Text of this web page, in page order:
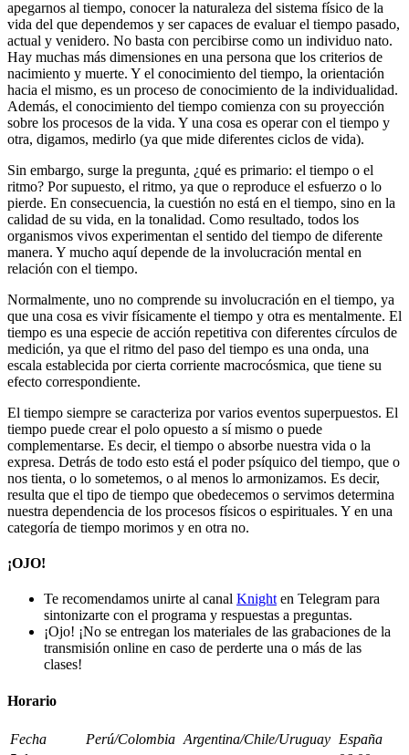
apegarnos al tiempo, conocer la naturaleza del sistema físico de la
vida del que dependemos y ser capaces de evaluar el tiempo pasado,
actual y venidero. No basta con percibirse como un individuo nato.
Hay muchas más dimensiones en una persona que los criterios de
nacimiento y muerte. Y el conocimiento del tiempo, la orientación
hacia el mismo, es un proceso de conocimiento de la individualidad.
Además, el conocimiento del tiempo comienza con su proyección
sobre los procesos de la vida. Y una cosa es operar con el tiempo y
otra, digamos, medirlo (ya que mide diferentes ciclos de vida).
Sin embargo, surge la pregunta, ¿qué es primario: el tiempo o el
ritmo? Por supuesto, el ritmo, ya que o reproduce el esfuerzo o lo
pierde. En consecuencia, la cuestión no está en el tiempo, sino en la
calidad de su vida, en la tonalidad. Como resultado, todos los
organismos vivos experimentan el sentido del tiempo de diferente
manera. Y mucho aquí depende de la involucración mental en
relación con el tiempo.
Normalmente, uno no comprende su involucración en el tiempo, ya
que una cosa es vivir físicamente el tiempo y otra es mentalmente. El
tiempo es una especie de acción repetitiva con diferentes círculos de
medición, ya que el ritmo del paso del tiempo es una onda, una
escala establecida por cierta corriente macrocósmica, que tiene su
efecto correspondiente.
El tiempo siempre se caracteriza por varios eventos superpuestos. El
tiempo puede crear el polo opuesto a sí mismo o puede
complementarse. Es decir, el tiempo o absorbe nuestra vida o la
expresa. Detrás de todo esto está el poder psíquico del tiempo, que o
nos tienta, o lo sometemos, o al menos lo armonizamos. Es decir,
resulta que el tipo de tiempo que obedecemos o servimos determina
nuestra dependencia de los procesos físicos o espirituales. Y en una
categoría de tiempo morimos y en otra no.
¡OJO!
Te recomendamos unirte al canal Knight en Telegram para
sintonizarte con el programa y respuestas a preguntas.
¡Ojo! ¡No se entregan los materiales de las grabaciones de la
transmisión online en caso de perderte una o más de las
clases!
Horario
Fecha Perú/Colombia Argentina/Chile/Uruguay España